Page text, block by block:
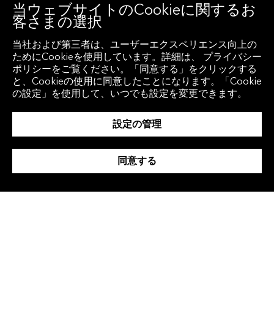
外投資家の投資意欲をそぐ可能性がありま
す。これらの政策は、米国市場への外国資本
の流入を制限し、クロスボーダーM&A（国境
を越えたM&A）を抑制する一方で、国内企業
同士の統合をM&A成長の主軸とする可能性が
高まっています。
図表4：米国のM&A活動2005年－2024年
当ウェブサイトのCookieに関するお
客さまの選択
当社および第三者は、ユーザーエクスペリエンス向上の
ためにCookieを使用しています。詳細は、 プライバシー
ポリシーをご覧ください。「同意する」をクリックする
と、Cookieの使用に同意したことになります。「Cookie
の設定」を使用して、いつでも設定を変更できます。
設定の管理
同意する